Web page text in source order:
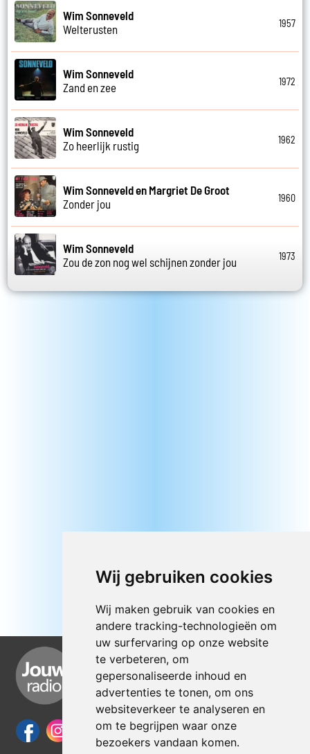
Wij gebruiken cookies
Wij maken gebruik van cookies en
andere tracking-technologieën om
uw surfervaring op onze website
te verbeteren, om
gepersonaliseerde inhoud en
advertenties te tonen, om ons
websiteverkeer te analyseren en
om te begrijpen waar onze
bezoekers vandaan komen.
Wim Sonneveld
Welterusten
1957
Wim Sonneveld
Zand en zee
1972
Wim Sonneveld
Zo heerlijk rustig
1962
Wim Sonneveld en Margriet De Groot
Zonder jou
1960
Wim Sonneveld
Zou de zon nog wel schijnen zonder jou
1973